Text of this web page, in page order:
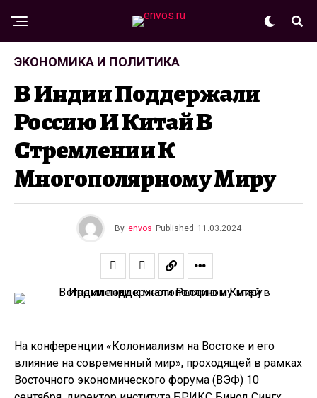
ЭКОНОМИКА И ПОЛИТИКА
В Индии Поддержали
Россию И Китай В
Стремлении К
Многополярному Миру
By envos Published 11.03.2024
На конференции «Колониализм на Востоке и его
влияние на современный мир», проходящей в рамках
Восточного экономического форума (ВЭФ) 10